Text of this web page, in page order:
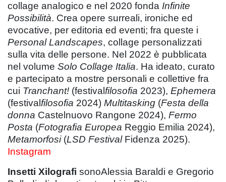
collage analogico e nel 2020 fonda Infinite
Possibilità. Crea opere surreali, ironiche ed
evocative, per editoria ed eventi; fra queste i
Personal Landscapes, collage personalizzati
sulla vita delle persone. Nel 2022 è pubblicata
nel volume Solo Collage Italia. Ha ideato, curato
e partecipato a mostre personali e collettive fra
cui Tranchant! (festivalfilosofia 2023), Ephemera
(festivalfilosofia 2024) Multitasking (Festa della
donna Castelnuovo Rangone 2024), Fermo
Posta (Fotografia Europea Reggio Emilia 2024),
Metamorfosi(LSD FestivalFidenza 2025).
Instagram
Insetti Xilografi sonoAlessia Baraldi e Gregorio